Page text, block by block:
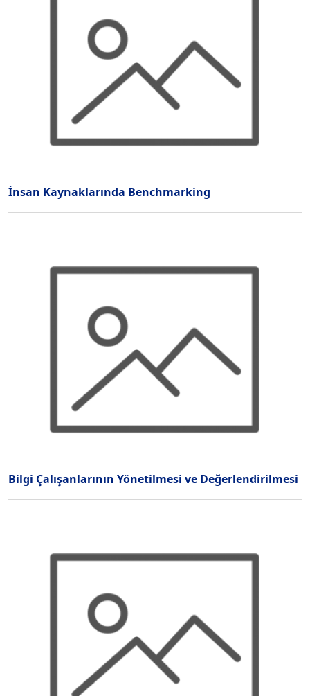
İnsan Kaynaklarında Benchmarking
Bilgi Çalışanlarının Yönetilmesi ve Değerlendirilmesi